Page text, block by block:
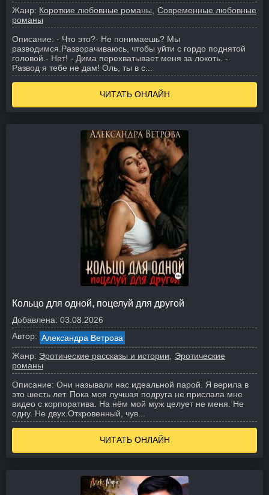
Жанр: Короткие любовные романы
Современные любовные
романы
Описание: - Что это?- Не понимаешь? Мы
разводимся. Разворачиваюсь, чтобы уйти с гордо поднятой
головой. - Нет! - Дима перехватывает меня за локоть. -
Развод я тебе не дам! Оль, ты в с...
ЧИТАТЬ ОНЛАЙН
Кольцо для одной, поцелуй для другой
Добавлена: 03.08.2026
Автор: Александра Ветрова
Жанр: Эротические рассказы и истории
Эротические
романы
Описание: Они называли нас идеальной парой. Я верила в
это шесть лет. Пока моя лучшая подруга не прислала мне
видео с корпоратива. На нём мой муж целует не меня. Не
одну. Не двух. Откровенный, чув...
ЧИТАТЬ ОНЛАЙН